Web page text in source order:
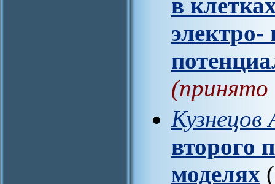
(принято
Кузнецов
второго
моделях